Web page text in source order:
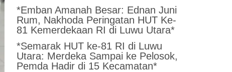
*Emban Amanah Besar: Ednan Juni
Rum, Nakhoda Peringatan HUT Ke-
81 Kemerdekaan RI di Luwu Utara*
*Semarak HUT ke-81 RI di Luwu
Utara: Merdeka Sampai ke Pelosok,
Pemda Hadir di 15 Kecamatan*